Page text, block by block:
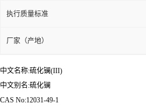
执行质量标准
厂家（产地）
中文名称:硫化镧(III)
中文别名:硫化镧
CAS No:12031-49-1